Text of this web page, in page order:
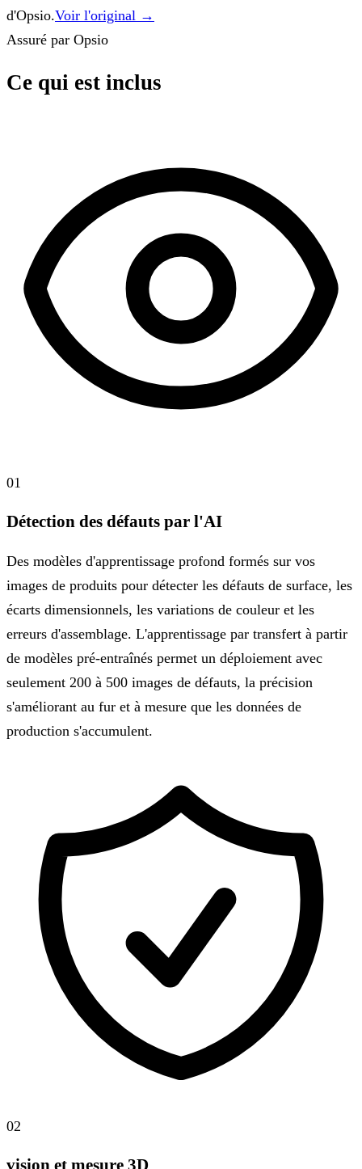
d'Opsio.Voir l'original →
Assuré par Opsio
Ce qui est inclus
01
Détection des défauts par l'AI
Des modèles d'apprentissage profond formés sur vos
images de produits pour détecter les défauts de surface, les
écarts dimensionnels, les variations de couleur et les
erreurs d'assemblage. L'apprentissage par transfert à partir
de modèles pré-entraînés permet un déploiement avec
seulement 200 à 500 images de défauts, la précision
s'améliorant au fur et à mesure que les données de
production s'accumulent.
02
vision et mesure 3D